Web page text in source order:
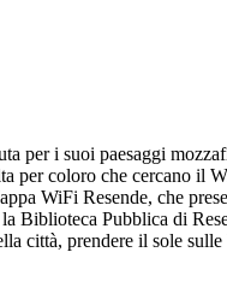
per i suoi paesaggi
per coloro che cercano il
WiFi Resende, che
Pubblica di
città, prendere il sole